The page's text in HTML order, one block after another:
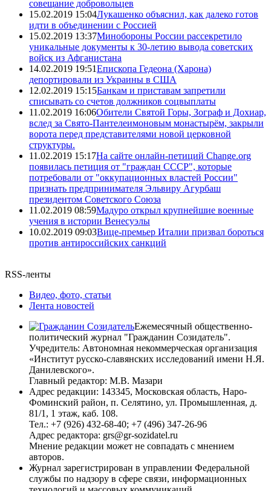
совещание добровольцев
15.02.2019 15:04Лукашенко объяснил, как далеко готов
идти в объединении с Россией
15.02.2019 13:37Минобороны России рассекретило
уникальные документы к 30-летию вывода советских
войск из Афганистана
14.02.2019 19:51Епископа Гедеона (Харона)
депортировали из Украины в США
12.02.2019 15:15Банкам и приставам запретили
списывать со счетов должников соцвыплаты
11.02.2019 16:06Обители Святой Горы, Зограф и Дохиар,
вслед за Свято-Пантелеимоновым монастырём, закрыли
ворота перед представителями новой церковной
структуры.
11.02.2019 15:17На сайте онлайн-петиций Change.org
появилась петиция от "граждан СССР", которые
потребовали от "оккупационных властей России"
признать предпринимателя Эльвиру Агурбаш
президентом Советского Союза
11.02.2019 08:59Мадуро открыл крупнейшие военные
учения в истории Венесуэлы
10.02.2019 09:03Вице-премьер Италии призвал бороться
против антироссийских санкций
RSS-ленты
Видео, фото, статьи
Лента новостей
Ежемесячный общественно-
политический журнал "Гражданин Созидатель".
Учредитель: Автономная некоммерческая организация
«Институт русско-славянских исследований имени Н.Я.
Данилевского».
Главный редактор: М.В. Мазари
Адрес редакции: 143345, Московская область, Наро-
Фоминский район, п. Селятино, ул. Промышленная, д.
81/1, 1 этаж, каб. 108.
Тел.: +7 (926) 432-68-40; +7 (496) 347-26-96
Адрес редактора: grs@gr-sozidatel.ru
Мнение редакции может не совпадать с мнением
авторов.
Журнал зарегистрирован в управлении Федеральной
службы по надзору в сфере связи, информационных